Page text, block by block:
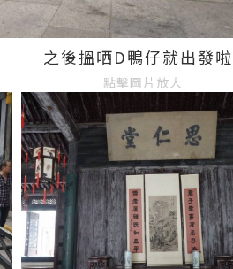
之後搵哂D鴨仔就出發
點擊圖片放大